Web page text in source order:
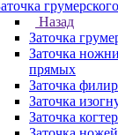
Назад
Заточка
Заточка
прямых
Заточка
Заточка
Заточка